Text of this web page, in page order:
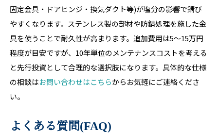
固定金具・ドアヒンジ・換気ダクト等)が塩分の影響で錆び
やすくなります。ステンレス製の部材や防錆処理を施した金
具を使うことで耐久性が高まります。追加費用は5〜15万円
程度が目安ですが、10年単位のメンテナンスコストを考える
と先行投資として合理的な選択肢になります。具体的な仕様
の相談はお問い合わせはこちらからお気軽にご連絡くださ
い。
よくある質問(FAQ)